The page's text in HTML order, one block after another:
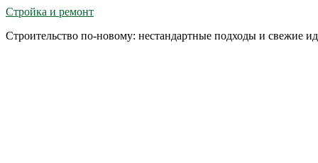
Стройка и ремонт
Строительство по-новому: нестандартные подходы и свежие